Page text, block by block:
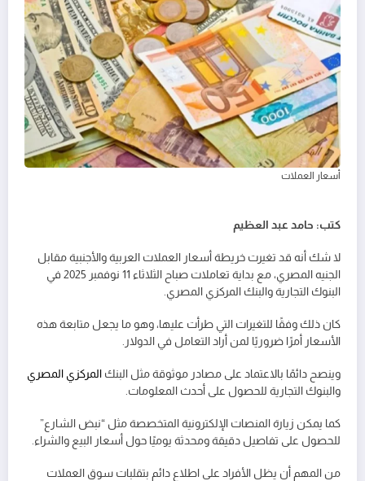
أسعار العملات
كتب: حامد عبد العظيم
لا شك أنه قد تغيرت خريطة أسعار العملات العربية والأجنبية مقابل
الجنيه المصري، مع بداية تعاملات صباح الثلاثاء 11 نوفمبر 2025 في
البنوك التجارية والبنك المركزي المصري.
كان ذلك وفقًا للتغيرات التي طرأت عليها، وهو ما يجعل متابعة هذه
الأسعار أمرًا ضروريًا لمن أراد التعامل في الدولار.
وينصح دائمًا بالاعتماد على مصادر موثوقة مثل البنك المركزي المصري
والبنوك التجارية للحصول على أحدث المعلومات.
كما يمكن زيارة المنصات الإلكترونية المتخصصة مثل “نبض الشارع”
للحصول على تفاصيل دقيقة ومحدثة يوميًا حول أسعار البيع والشراء.
من المهم أن يظل الأفراد على اطلاع دائم بتقلبات سوق العملات